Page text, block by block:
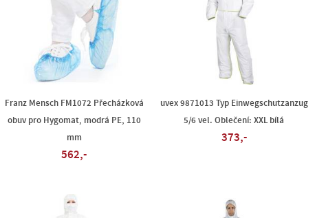
Franz Mensch FM1072 Přecházková
obuv pro Hygomat, modrá PE, 110
mm
562,-
uvex 9871013 Typ Einwegschutzanzug
5/6 vel. Oblečení: XXL bílá
373,-